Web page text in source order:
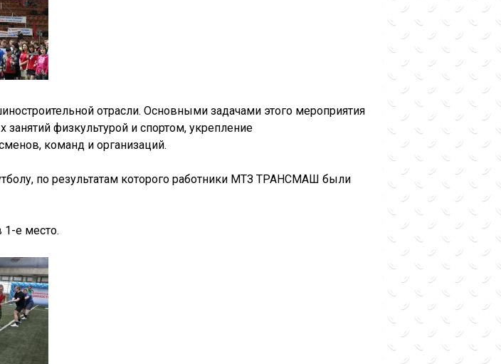
отрасли. Основными задачами этого мероприятия
физкультурой и спортом, укрепление
команд и организаций.
по результатам которого работники МТЗ ТРАНСМАШ были
1-е место.